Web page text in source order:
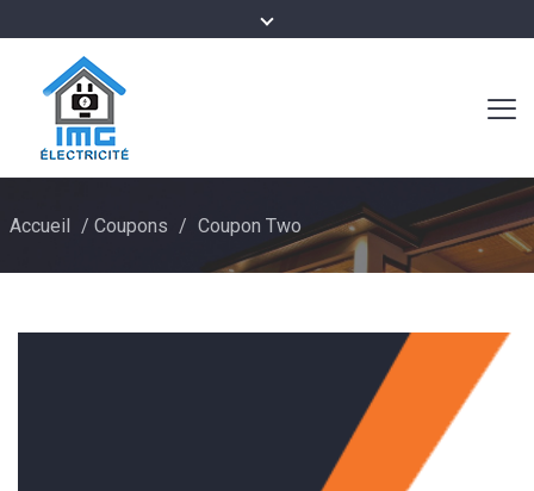
Accueil / Coupons / Coupon Two